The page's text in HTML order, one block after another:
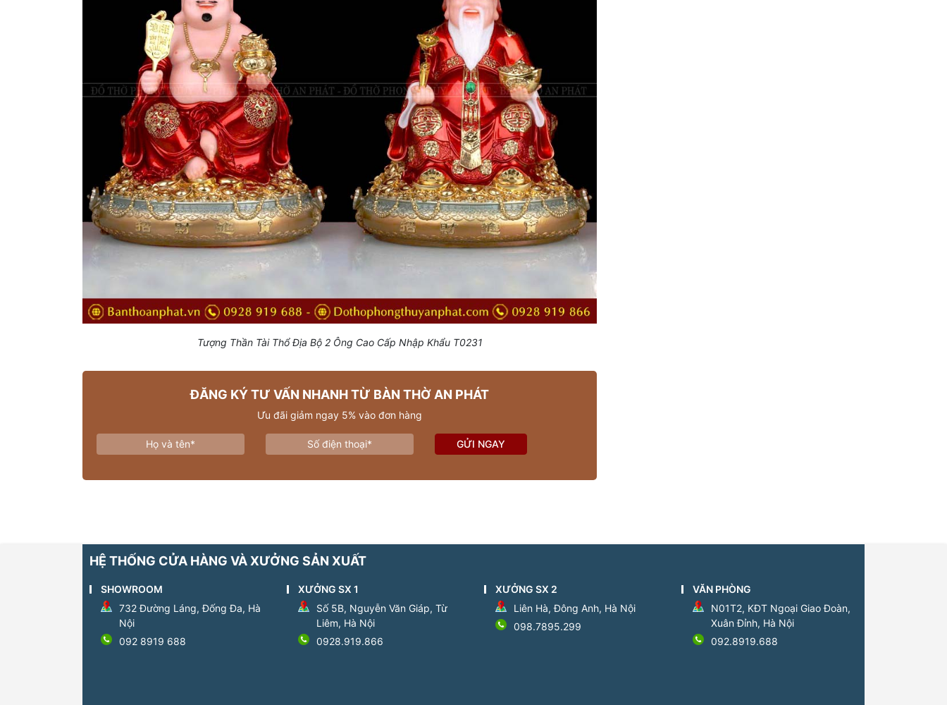
Tượng Thần Tài Thổ Địa Bộ 2 Ông Cao Cấp Nhập Khẩu T0231
ĐĂNG KÝ TƯ VẤN NHANH TỪ BÀN THỜ AN PHÁT
Ưu đãi giảm ngay 5% vào đơn hàng
GỬI NGAY
HỆ THỐNG CỬA HÀNG VÀ XƯỞNG SẢN XUẤT
SHOWROOM
732 Đường Láng, Đống Đa, Hà
Nội
092 8919 688
XƯỞNG SX 1
Số 5B, Nguyễn Văn Giáp, Từ
Liêm, Hà Nội
0928.919.866
XƯỞNG SX 2
Liên Hà, Đông Anh, Hà Nội
098.7895.299
VĂN PHÒNG
N01T2, KĐT Ngoại Giao Đoàn,
Xuân Đỉnh, Hà Nội
092.8919.688